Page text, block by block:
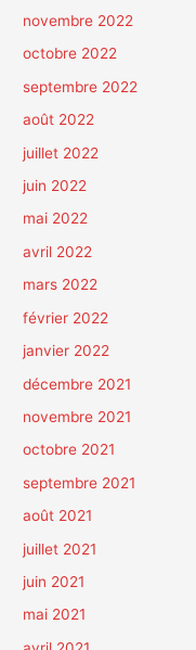
novembre 2022
octobre 2022
septembre 2022
août 2022
juillet 2022
juin 2022
mai 2022
avril 2022
mars 2022
février 2022
janvier 2022
décembre 2021
novembre 2021
octobre 2021
septembre 2021
août 2021
juillet 2021
juin 2021
mai 2021